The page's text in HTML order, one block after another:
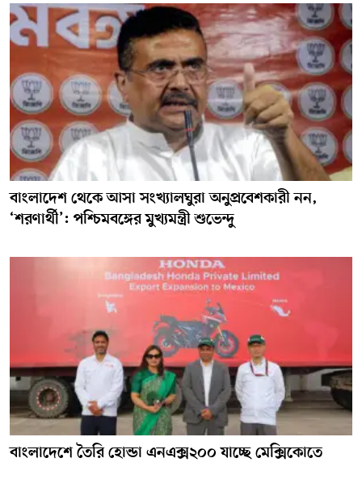
বাংলাদেশ থেকে আসা সংখ্যালঘুরা অনুপ্রবেশকারী নন,
‘শরণার্থী’: পশ্চিমবঙ্গের মুখ্যমন্ত্রী শুভেন্দু
বাংলাদেশে তৈরি হোন্ডা এনএক্স২০০ যাচ্ছে মেক্সিকোতে